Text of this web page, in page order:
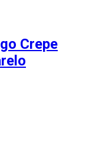
Crepe